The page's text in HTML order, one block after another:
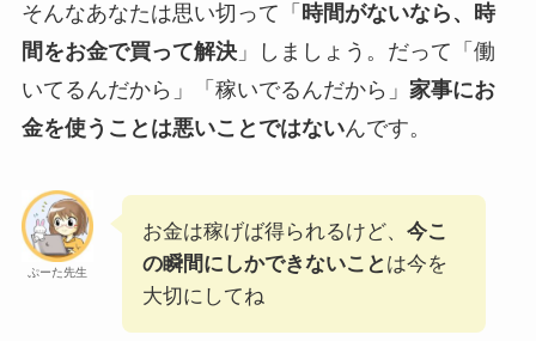
そんなあなたは思い切って「 時間がないなら、時
間をお金で買って解決」しましょう。だって「働
いてるんだから」「稼いでるんだから」 家事にお
金を使うことは悪いことではないんです。
ぷーた先生
お金は稼げば得られるけど、 今こ
の瞬間にしかできないこと は今を
大切にしてね